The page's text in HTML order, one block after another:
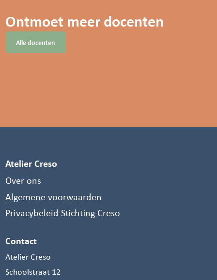
Ontmoet meer docenten
Alle docenten
Atelier Creso
Over ons
Algemene voorwaarden
Privacybeleid Stichting Creso
Contact
Atelier Creso
Schoolstraat 12